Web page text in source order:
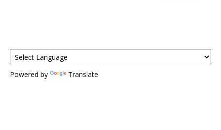
Powered by Translate